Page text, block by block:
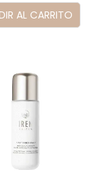
AL CARRITO